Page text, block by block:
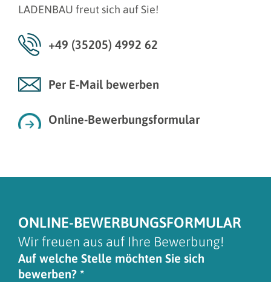
LADENBAU freut sich auf Sie!
+49 (35205) 4992 62
Per E-Mail bewerben
Online-Bewerbungsformular
ONLINE-BEWERBUNGSFORMULAR
Wir freuen aus auf Ihre Bewerbung!
Auf welche Stelle möchten Sie sich
bewerben? *